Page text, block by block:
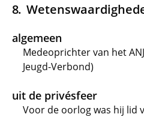
algemeen
Medeoprichter van het
Jeugd-Verbond)
uit de privésfeer
Voor de oorlog was hij lid